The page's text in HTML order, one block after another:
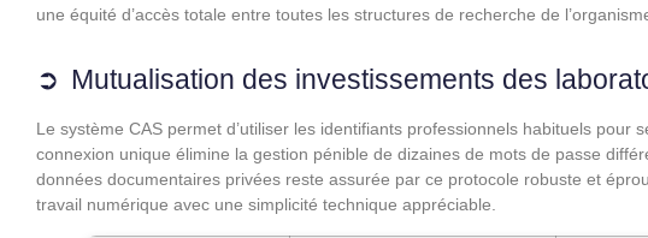
une équité d’accès totale entre toutes les structures de recherche de
Mutualisation des investissements des
Le système CAS permet d’utiliser les identifiants professionnels habituels pour
connexion unique élimine la gestion pénible de dizaines de mots de passe
données documentaires privées reste assurée par ce protocole robuste et
travail numérique avec une simplicité technique appréciable.